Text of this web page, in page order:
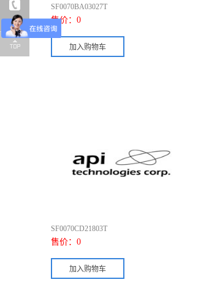
SF0070BA03027T
售价： 0
SF0070CD21803T
售价： 0